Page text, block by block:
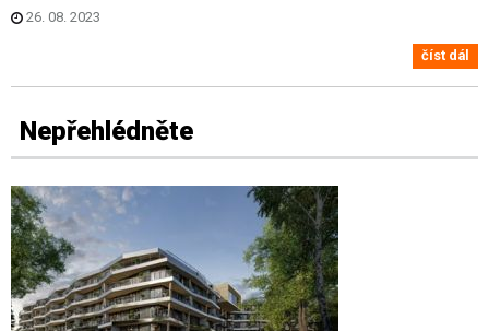
26. 08. 2023
číst dál
Nepřehlédněte